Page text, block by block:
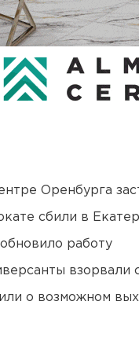
Оренбурга
сбили в
работу
взорвали
о возможном